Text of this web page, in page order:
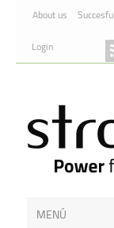
Skip to Content
About us
Login
MENÚ